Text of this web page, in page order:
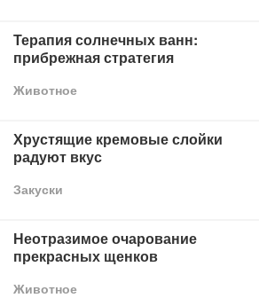
Терапия солнечных ванн:
прибрежная стратегия
Животное
Хрустящие кремовые слойки
радуют вкус
Закуски
Неотразимое очарование
прекрасных щенков
Животное